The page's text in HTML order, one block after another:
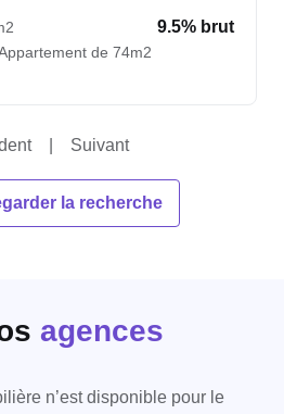
9.5% brut
de 74m2
Suivant
la recherche
agences
n’est disponible pour le